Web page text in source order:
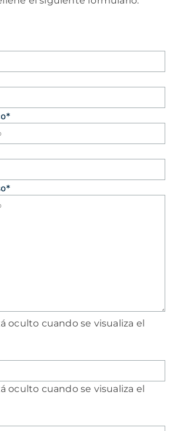
*
*
oculto cuando se visualiza el
oculto cuando se visualiza el